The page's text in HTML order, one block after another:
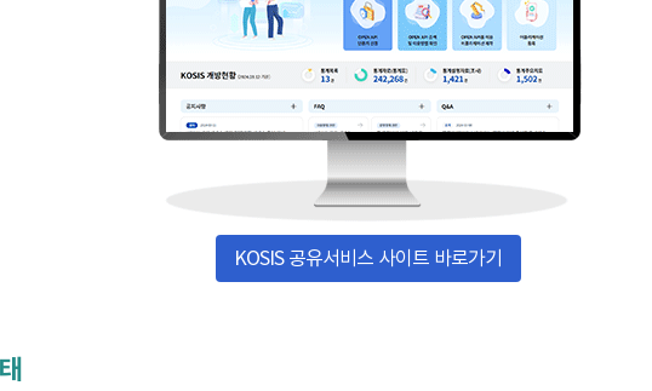
KOSIS 공유서비스 사이트 바로가기